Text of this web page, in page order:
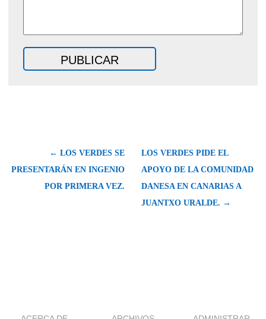
← LOS VERDES SE
PRESENTARÁN EN INGENIO
POR PRIMERA VEZ.
LOS VERDES PIDE EL
APOYO DE LA COMUNIDAD
DANESA EN CANARIAS A
JUANTXO URALDE. →